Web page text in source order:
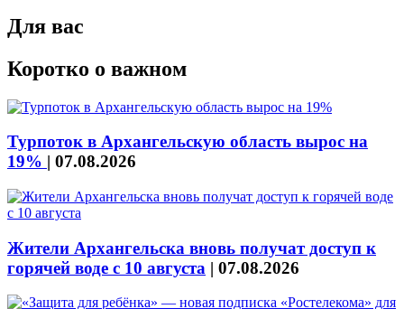
Для вас
Коротко о важном
Турпоток в Архангельскую область вырос на
19% | 07.08.2026
Жители Архангельска вновь получат доступ к
горячей воде с 10 августа | 07.08.2026